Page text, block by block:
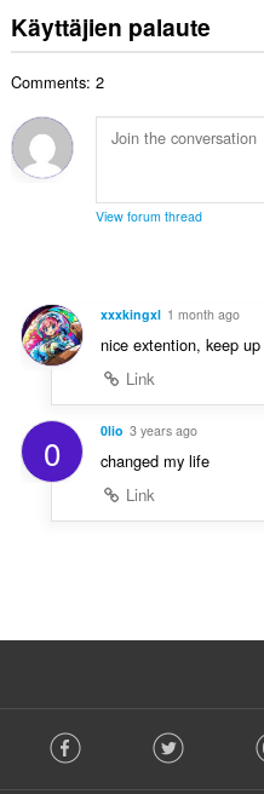
:
e
n
:
a
y
e
e
ä
v
i
t
a
t
s
:
Käyttäjien palaute
Comments: 2
View forum thread
xxxkingxl 1 month ago
nice extention, keep
Link
0 0lio 3 years ago
changed my life
Link
o Facebook Twitter